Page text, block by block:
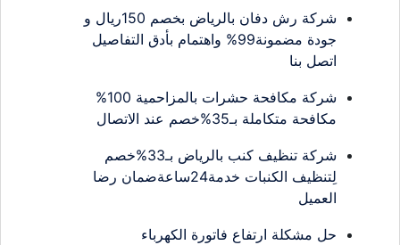
شركة رش دفان بالرياض بخصم 150ريال و
جودة مضمونة99% واهتمام بأدق التفاصيل
اتصل بنا
شركة مكافحة حشرات بالمزاحمية 100%
مكافحة متكاملة بـ35%خصم عند الاتصال
شركة تنظيف كنب بالرياض بـ33%خصم
لِتنظيف الكنبات خدمة24ساعةضمان رضا
العميل
حل مشكلة ارتفاع فاتورة الكهرباء